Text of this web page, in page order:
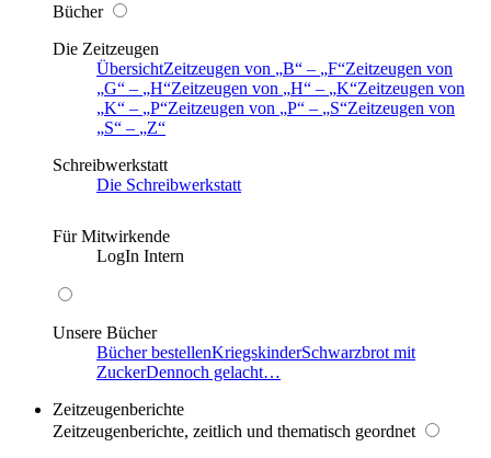
Bücher
Die Zeitzeugen
ÜbersichtZeitzeugen von B – F Zeitzeugen von
G
– H Zeitzeugen von H – K Zeitzeugen von
K
– P Zeitzeugen von P – S Zeitzeugen von
S
–
Z
Schreibwerkstatt
Die Schreibwerkstatt
Für Mitwirkende
LogIn Intern
Unsere Bücher
Bücher bestellenKriegskinderSchwarzbrot mit
ZuckerDennoch gelacht…
Zeitzeugenberichte
Zeitzeugenberichte, zeitlich und thematisch geordnet